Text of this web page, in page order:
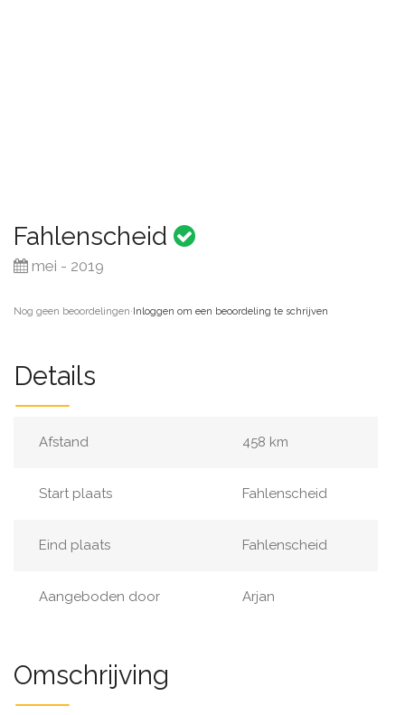
Fahlenscheid
mei - 2019
Nog geen beoordelingen·Inloggen om een beoordeling te schrijven
Details
Afstand 458 km
Start plaats Fahlenscheid
Eind plaats Fahlenscheid
Aangeboden door Arjan
Omschrijving